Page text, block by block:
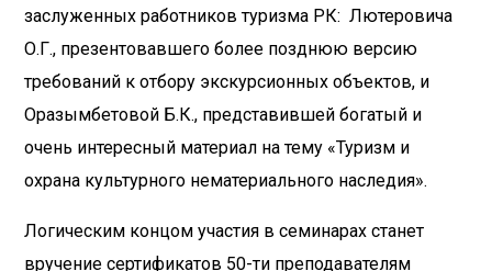
заслуженных работников туризма РК: Лютеровича
О.Г., презентовавшего более позднюю версию
требований к отбору экскурсионных объектов, и
Оразымбетовой Б.К., представившей богатый и
очень интересный материал на тему «Туризм и
охрана культурного нематериального наследия».
Логическим концом участия в семинарах станет
вручение сертификатов 50-ти преподавателям